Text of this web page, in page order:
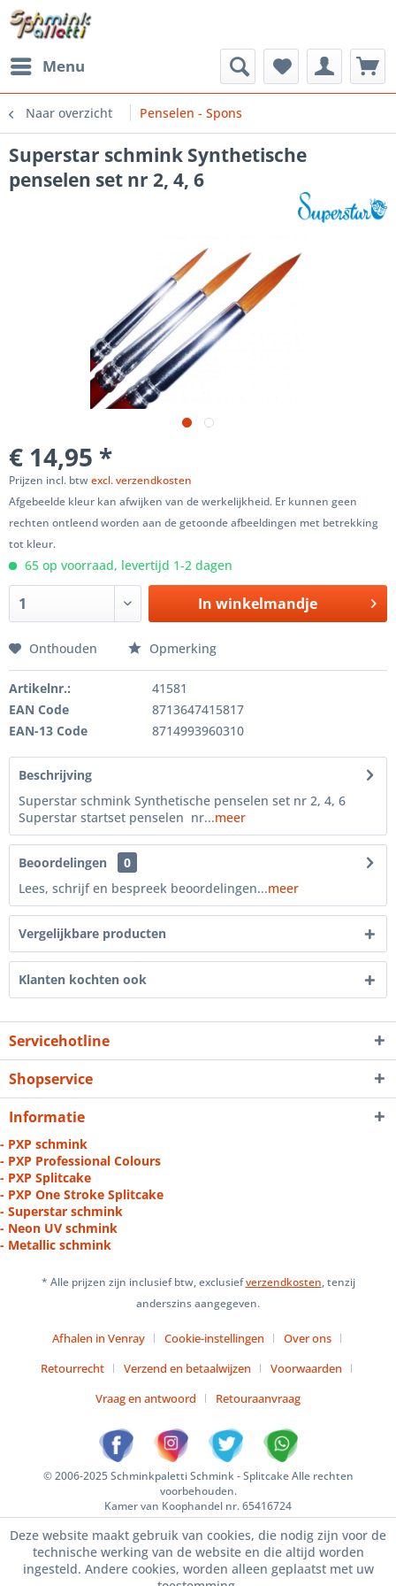
Menu
Naar overzicht Penselen - Spons
Superstar schmink Synthetische
penselen set nr 2, 4, 6
€ 14,95 *
Prijzen incl. btwexcl. verzendkosten
Afgebeelde kleur kan afwijken van de werkelijkheid. Er kunnen geen
rechten ontleend worden aan de getoonde afbeeldingen met betrekking
tot kleur.
65 op voorraad, levertijd 1-2 dagen
In winkelmandje
Onthouden Opmerking
Artikelnr.:
41581
EAN Code
8713647415817
EAN-13 Code
8714993960310
Beschrijving
Superstar schmink Synthetische penselen set nr 2, 4, 6
Superstar startset penselen nr...meer
Beoordelingen
0
Lees, schrijf en bespreek beoordelingen...meer
Vergelijkbare producten
Klanten kochten ook
Servicehotline
Shopservice
Informatie
- PXP schmink
- PXP Professional Colours
- PXP Splitcake
- PXP One Stroke Splitcake
- Superstar schmink
- Neon UV schmink
- Metallic schmink
* Alle prijzen zijn inclusief btw, exclusiefverzendkosten, tenzij
anderszins aangegeven.
Afhalen in Venray Cookie-instellingen
Over ons
Retourrecht
Verzend en betaalwijzen
Voorwaarden
Vraag en antwoord
Retouraanvraag
© 2006-2025 Schminkpaletti Schmink - Splitcake Alle rechten
voorbehouden.
Kamer van Koophandel nr. 65416724
Deze website maakt gebruik van cookies, die nodig zijn voor de
technische werking van de website en die altijd worden
ingesteld. Andere cookies, worden alleen geplaatst met uw